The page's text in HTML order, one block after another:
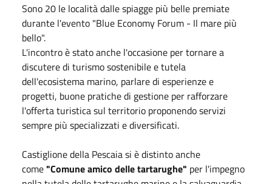
Sono 20 le località dalle spiagge più belle premiate
durante l'evento "Blue Economy Forum - Il mare più
bello".
L'incontro è stato anche l'occasione per tornare a
discutere di turismo sostenibile e tutela
dell'ecosistema marino, parlare di esperienze e
progetti, buone pratiche di gestione per rafforzare
l'offerta turistica sul territorio proponendo servizi
sempre più specializzati e diversificati.
Castiglione della Pescaia si è distinto anche
come"Comune amico delle tartarughe" per l'impegno